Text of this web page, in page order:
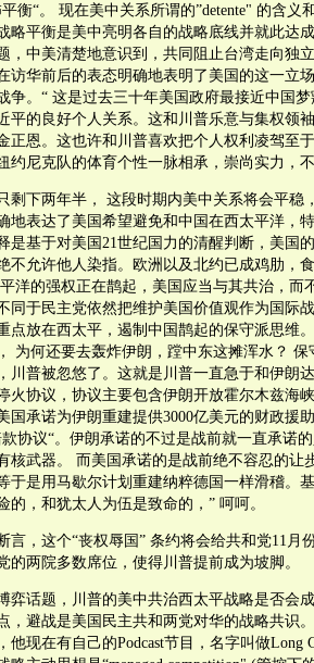
衡“。 现在美中关系所谓的”detente" 的含义
略平衡是美中亮明各自的战略底线并就此达
，中美清楚地意识到，共同阻止台湾走向独
访华前后的表态明确地表明了美国的这一立
争。“ 这是过去三十年美国政府最接近中国
平的良好个人关系。这和川普乐意与集权领
正恩。这也许和川普喜欢把个人权利凌驾至
约尼克队的体育个性一脉相承，崇尚实力，不
剩下两年半， 这段时期内美中关系将会平稳
地表达了美国希望避免和中国在西太平洋，
是基于对美国21世纪国力的清醒判断，美国
不允许他人染指。欧洲以及北约已成鸡肋，
洋的强权正在鹊起，美国应当与其共治，而
同于民主党依然把维护美国价值观作为国际
点放在西太平，遏制中国鹊起的保守派思维
为何还要去轰炸伊朗，蹚中东这摊浑水？
川普被忽悠了。这就是川普一直急于和伊朗
火协议，协议主要包含伊朗开放霍尔木兹海
国承诺为伊朗重建提供3000亿美元的财政援
款协议“。伊朗承诺的不过是战前就一直承诺
核武器。 而美国承诺的是战前绝不容忍的让
于是用马歇尔计划重建纳粹德国一样滑稽。
的，和犹太人为伍是致命的，” 呵呵。
言，这个“丧权辱国” 条约将会给共和党11月
的两院多数席位，使得川普提前成为坡脚。
弈话题，川普的美中共治西太平战略是否会
，避战是美国民主共和两党对华的战略共识
他现在有自己的Podcast节目，名字叫做Long